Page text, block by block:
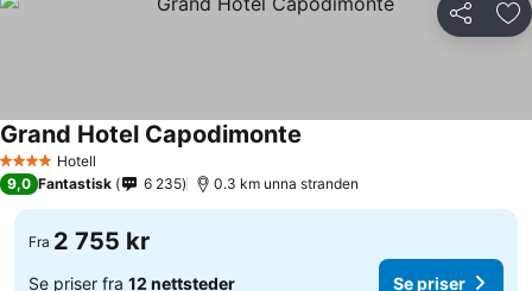
Del
4 StjernerHotell
Grand Hotel Capodimonte
9,0 Fantastisk 6 235 0.3 km unna stranden
Fra 2 755 kr
Se priser fra 12 nettsteder Se priser